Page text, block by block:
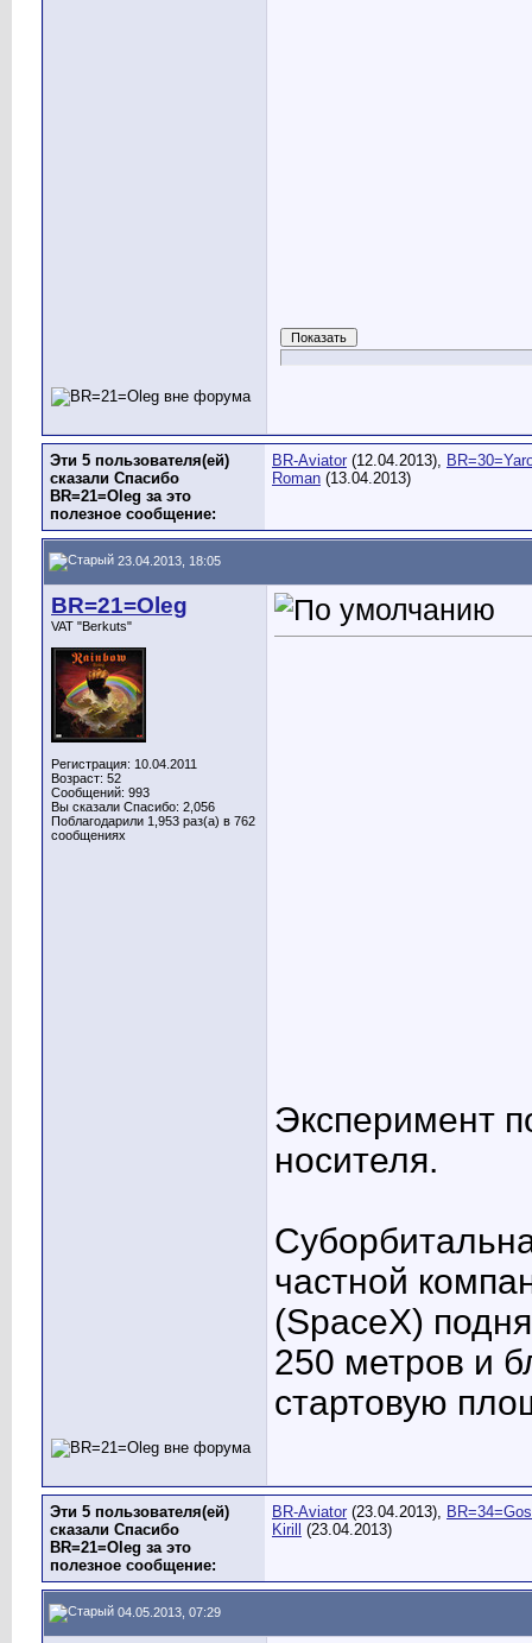
Эти 5 пользователя(ей)
сказали Спасибо
BR=21=Oleg за это
полезное сообщение:
BR-Aviator (12.04.2013),
Roman (13.04.2013)
23.04.2013, 18:05
BR=21=Oleg
VAT "Berkuts"
Регистрация: 10.04.2011
Возраст: 52
Сообщений: 993
Вы сказали Спасибо: 2,056
Поблагодарили 1,953 раз(а) в 762
сообщениях
Эксперимент
носителя.
частной
(SpaceX)
250 метров и
стартовую
Эти 5 пользователя(ей)
сказали Спасибо
BR=21=Oleg за это
полезное сообщение:
BR-Aviator (23.04.2013),
Kirill
(23.04.2013)
04.05.2013, 07:29